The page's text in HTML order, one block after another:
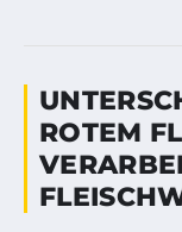
ROTEM